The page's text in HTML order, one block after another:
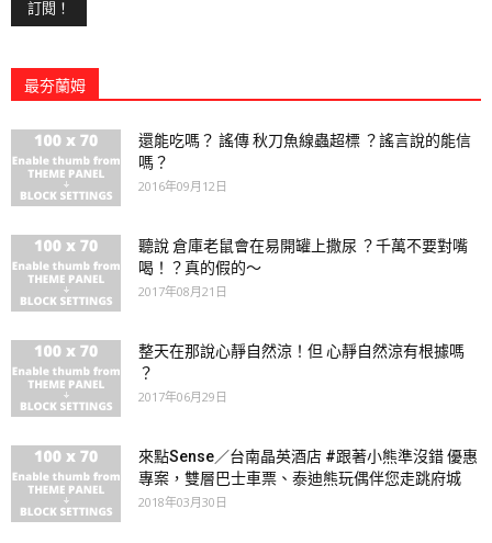
最夯蘭姆
還能吃嗎？ 謠傳 秋刀魚線蟲超標 ？謠言說的能信
嗎？
2016年09月12日
聽說 倉庫老鼠會在易開罐上撒尿 ？千萬不要對嘴
喝！？真的假的～
2017年08月21日
整天在那說心靜自然涼！但 心靜自然涼有根據嗎
？
2017年06月29日
來點Sense／台南晶英酒店 #跟著小熊準沒錯 優惠
專案，雙層巴士車票、泰迪熊玩偶伴您走跳府城
2018年03月30日